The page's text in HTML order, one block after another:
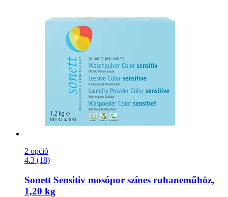
2 opció
4.3 (18)
Sonett Sensitiv mosópor színes ruhaneműhöz,
1,20 kg